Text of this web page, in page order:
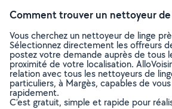
Comment trouver un nettoyeur de
Vous cherchez un nettoyeur de linge
Sélectionnez directement les offreurs
postez votre demande auprès de tous
proximité de votre localisation.
relation avec tous les nettoyeurs de
particuliers, à Margès, capables de
rapidement.
C’est gratuit, simple et rapide pour